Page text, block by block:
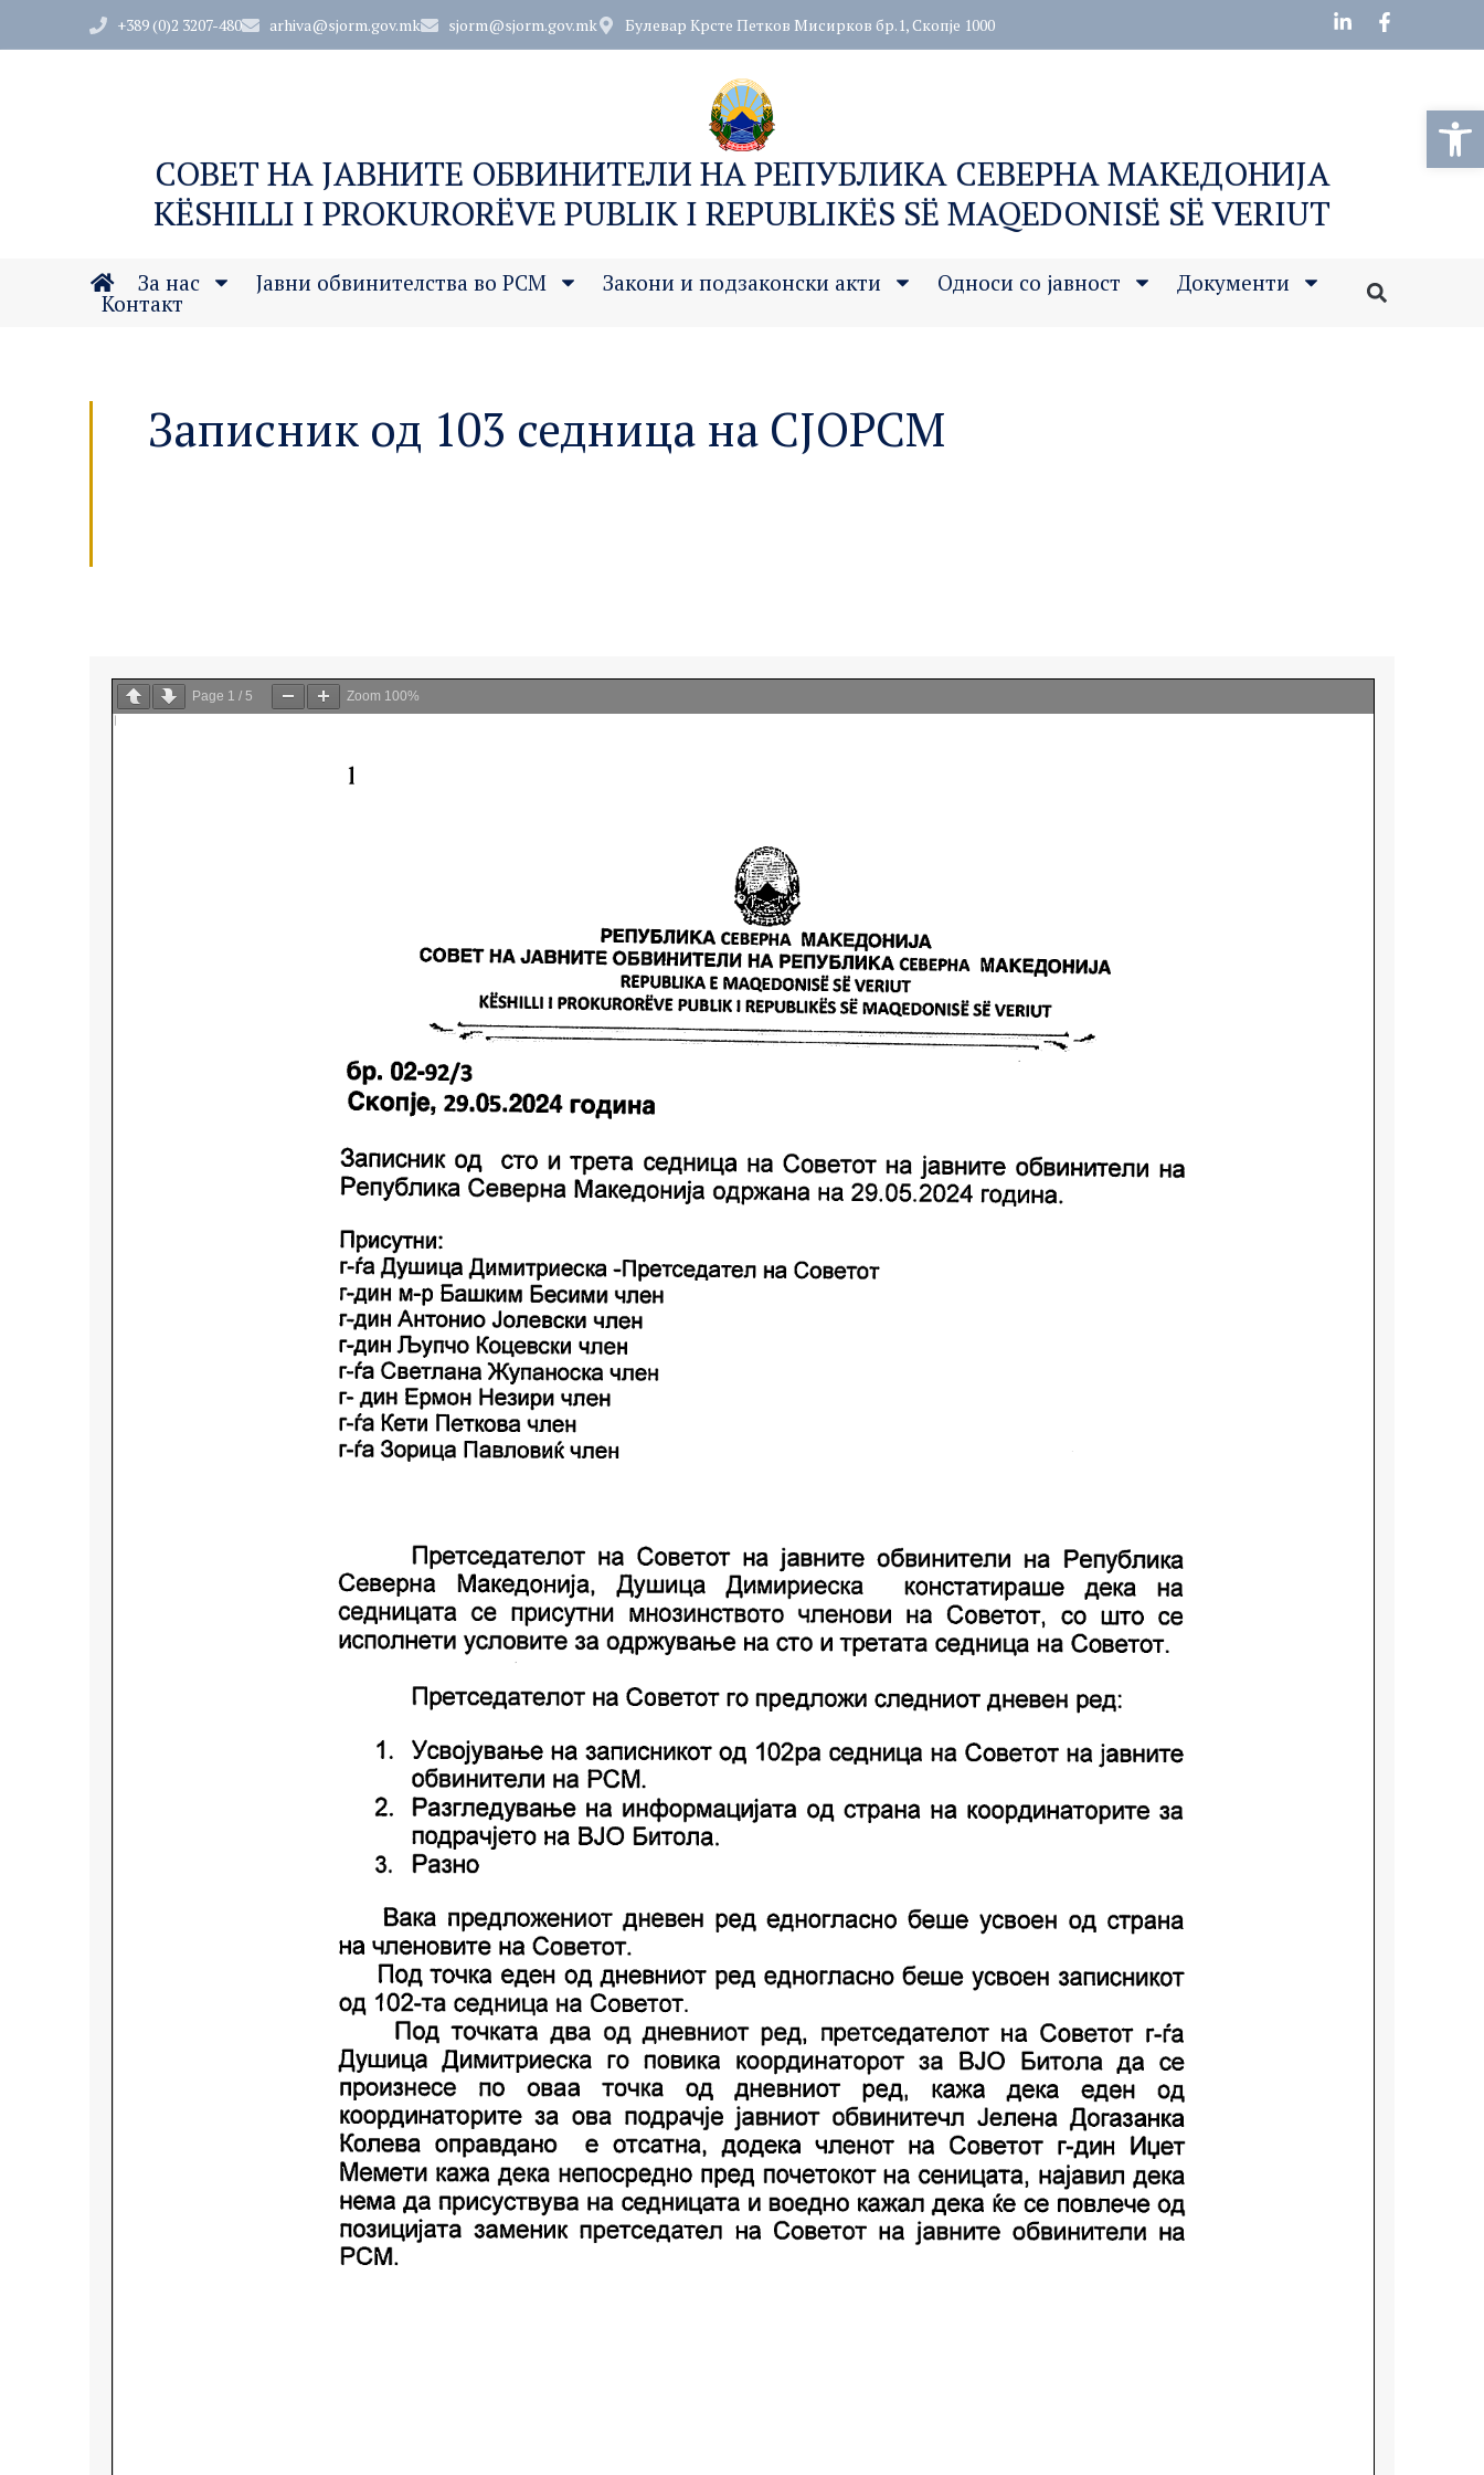
+389 (0)2 3207-480 arhiva@sjorm.gov.mk sjorm@sjorm.gov.mk Булевар Крсте Петков Мисирков бр.1, Скопје 1000
СОВЕТ НА ЈАВНИТЕ ОБВИНИТЕЛИ НА РЕПУБЛИКА СЕВЕРНА МАКЕДОНИЈА
KËSHILLI I PROKURORËVE PUBLIK I REPUBLIKËS SË MAQEDONISË SË VERIUT
За нас Јавни обвинителства во РСМ Закони и подзаконски акти Односи со јавност Документи
Контакт
Записник од 103 седница на СЈОРСМ
Page 1 / 5 Zoom 100%